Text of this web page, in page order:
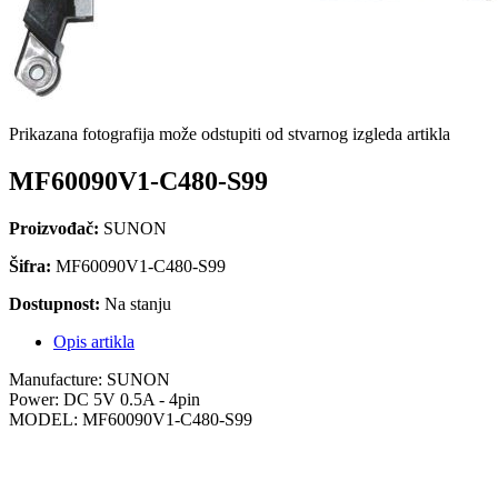
Prikazana fotografija može odstupiti od stvarnog izgleda artikla
MF60090V1-C480-S99
Proizvođač: SUNON
Šifra: MF60090V1-C480-S99
Dostupnost: Na stanju
Opis artikla
Manufacture: SUNON
Power: DC 5V 0.5A - 4pin
MODEL: MF60090V1-C480-S99